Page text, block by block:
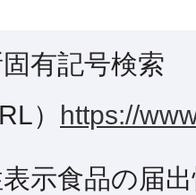
有記号検索
） https://
示食品の届